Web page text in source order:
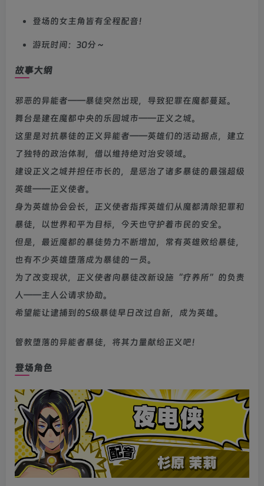
登场的女主角皆有全程配音！
游玩时间：30分～
故事大纲
邪恶的异能者——暴徒突然出现，导致犯罪在魔都蔓延。
舞台是建在魔都中央的乐园城市——正义之城。
这里是对抗暴徒的正义异能者——英雄们的活动据点，建立
了独特的政治体制，借以维持绝对治安领域。
建设正义之城并担任市长的，是惩治了诸多暴徒的最强超级
英雄——正义使者。
身为英雄协会会长，正义使者指挥英雄们从魔都清除犯罪和
暴徒，以世界和平为目标，今天也守护着市民的安全。
但是，最近魔都的暴徒势力不断增加，常有英雄败给暴徒，
也有不少英雄堕落成为暴徒的一员。
为了改变现状，正义使者向暴徒改新设施“疗养所”的负责
人——主人公请求协助。
希望能让逮捕到的S级暴徒早日改过自新，成为英雄。
管教堕落的异能者暴徒，将其力量献给正义吧！
登场角色